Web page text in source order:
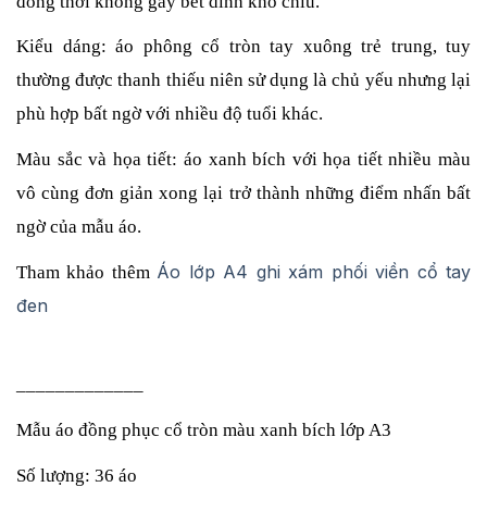
Kiểu dáng: áo phông cổ tròn tay xuông trẻ trung, tuy
thường được thanh thiếu niên sử dụng là chủ yếu nhưng lại
phù hợp bất ngờ với nhiều độ tuổi khác.
Màu sắc và họa tiết: áo xanh bích với họa tiết nhiều màu
vô cùng đơn giản xong lại trở thành những điểm nhấn bất
ngờ của mẫu áo.
Tham khảo thêm Áo lớp A4 ghi xám phối viền cổ tay
đen
Mẫu áo đồng phục cổ tròn màu xanh bích lớp A3
Số lượng: 36 áo